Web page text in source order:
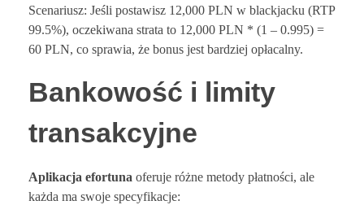
Scenariusz: Jeśli postawisz 12,000 PLN w blackjacku (RTP
99.5%), oczekiwana strata to 12,000 PLN * (1 – 0.995) =
60 PLN, co sprawia, że bonus jest bardziej opłacalny.
Bankowość i limity
transakcyjne
Aplikacja efortuna oferuje różne metody płatności, ale
każda ma swoje specyfikacje: